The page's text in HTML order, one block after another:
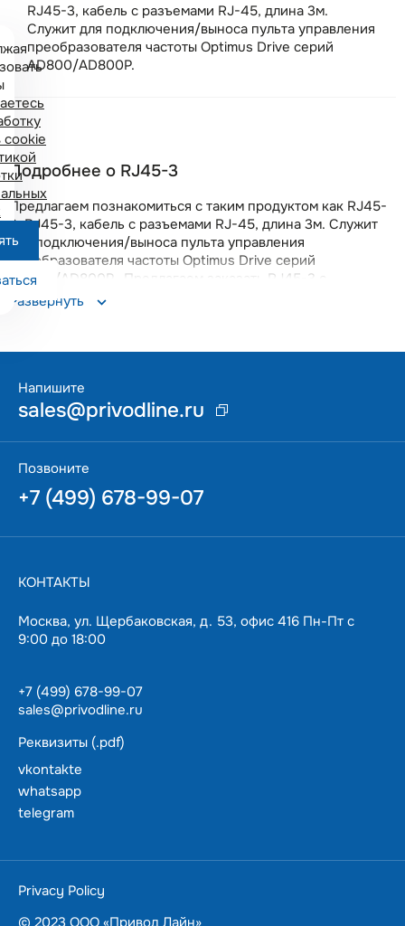
RJ45-3, кабель с разъемами RJ-45, длина 3м.
Служит для подключения/выноса пульта управления
преобразователя частоты Optimus Drive серий
AD800/AD800P.
Подробнее о RJ45-3
Предлагаем познакомиться с таким продуктом как RJ45-
3. RJ45-3, кабель с разъемами RJ-45, длина 3м. Служит
для подключения/выноса пульта управления
преобразователя частоты Optimus Drive серий
AD800/AD800P.. Предлагаем заказать RJ45-3 с
бесплатной доставкой по всей России. Вы получите
качественный прибор с гарантией 18 месяцев. Данная
позволяет оперативно решать возникающие вопросы.
Развернуть
cookie
варианты решения.
Ценим ваше время — подберем и доставим в
пределах Москвы
в течении суток.
Напишите
sales@privodline.ru
Позвоните
+7 (499) 678-99-07
КОНТАКТЫ
Москва, ул. Щербаковская, д. 53, офис 416 Пн-Пт с
9:00 до 18:00
+7 (499) 678-99-07
sales@privodline.ru
Реквизиты (.pdf)
vkontakte
whatsapp
telegram
Privacy Policy
© 2023 ООО «Привод Лайн»